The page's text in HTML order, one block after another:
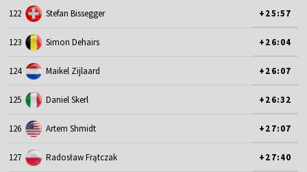
122 Stefan Bissegger +25:57
123 Simon Dehairs +26:04
124 Maikel Zijlaard +26:07
125 Daniel Skerl +26:32
126 Artem Shmidt +27:07
127 Radosław Frątczak +27:40